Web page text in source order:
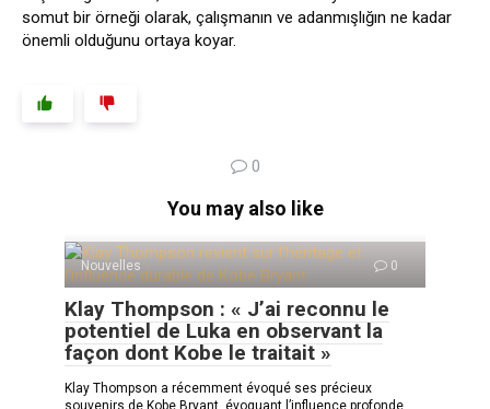
somut bir örneği olarak, çalışmanın ve adanmışlığın ne kadar
önemli olduğunu ortaya koyar.
0
You may also like
Nouvelles 0
Klay Thompson : « J’ai reconnu le
potentiel de Luka en observant la
façon dont Kobe le traitait »
Klay Thompson a récemment évoqué ses précieux
souvenirs de Kobe Bryant, évoquant l’influence profonde